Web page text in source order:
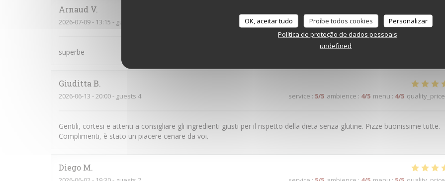
OK, aceitar tudo Proíbe todos cookies
Personalizar
Política de proteção de dados pessoais
undefined
Arnaud V
2026-07-09- 13:15 - guests 2 service: 5/5 ambience:5/5 menu:5/5 quality_price
superbe
Giuditta B
2026-06-13 - 20:00 - guests 4 service : 5/5 ambience : 4/5 menu : 4/5 quality_price
Gentili, cortesi e attenti a consigliare gli ingredienti giusti per il rispetto della dieta senza glutine. Pizze buonissime tutte.
Complimenti, è stato un piacere cenare da voi.
Diego M